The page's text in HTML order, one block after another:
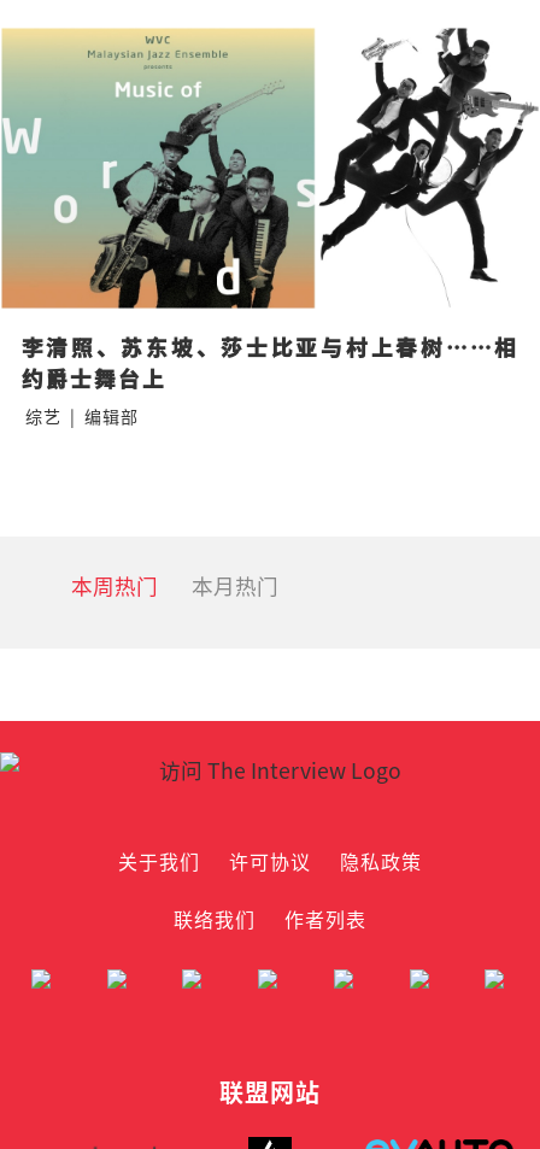
李清照、苏东坡、莎士比亚与村上春树……相
约爵士舞台上
综艺 | 编辑部
本周热门 本月热门
关于我们 许可协议
隐私政策
联络我们
作者列表
联盟网站